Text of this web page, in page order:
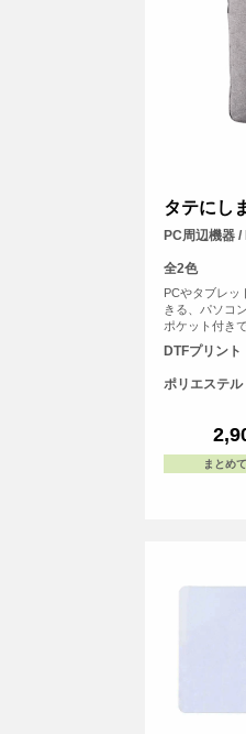
タテにし
PC周辺機器
全2色
PCやタブレッ
きる、パソコ
ポケット付き
とができます。
DTFプリント
ポリエステル
まとめ